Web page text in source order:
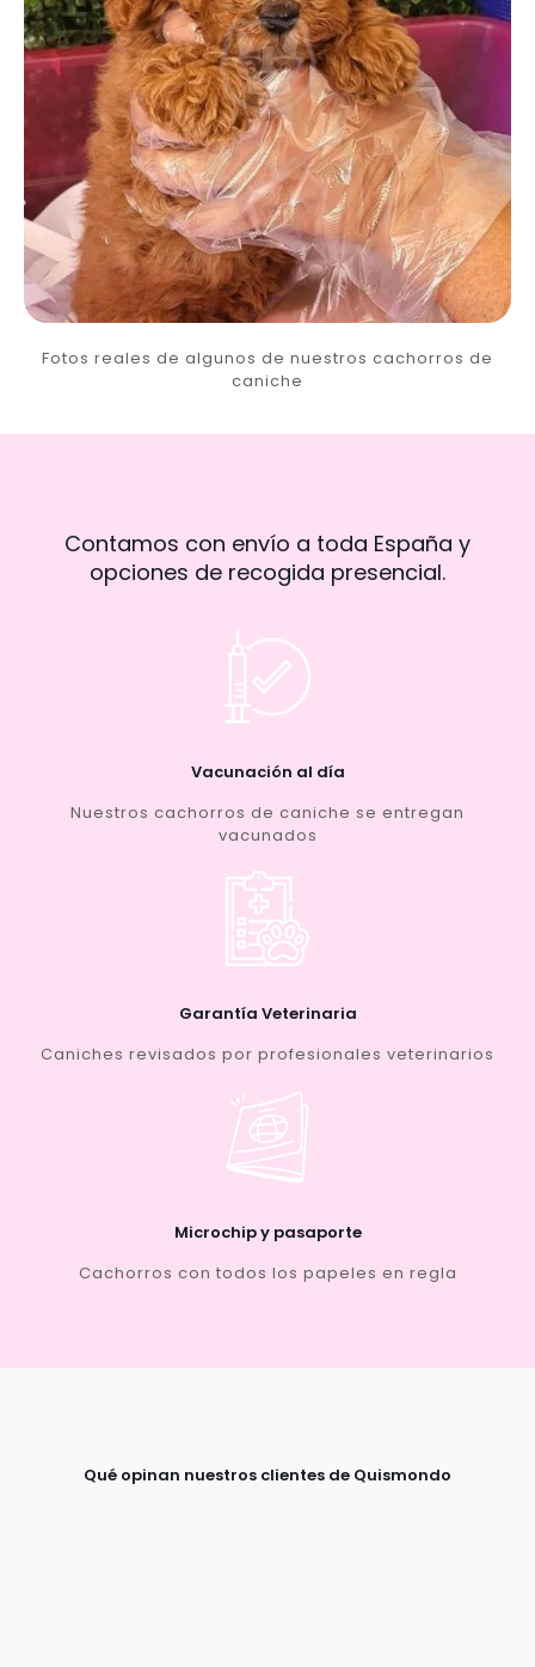
Fotos reales de algunos de nuestros cachorros de
caniche
Contamos con envío a toda España y
opciones de recogida presencial.
Vacunación al día
Nuestros cachorros de caniche se entregan
vacunados
Garantía Veterinaria
Caniches revisados por profesionales veterinarios
Microchip y pasaporte
Cachorros con todos los papeles en regla
Qué opinan nuestros clientes de Quismondo